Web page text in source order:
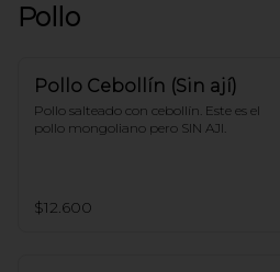
Pollo
Pollo Cebollín (Sin ají)
Pollo salteado con cebollín. Este es el
pollo mongoliano pero SIN AJI.
$12.600